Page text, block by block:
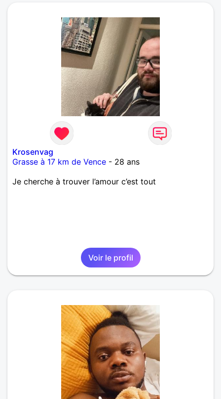
Krosenvag
Grasse à 17 km de Vence - 28 ans
Je cherche à trouver l’amour c’est tout
Voir le profil